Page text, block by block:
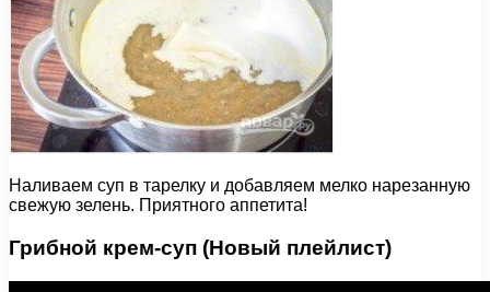
Наливаем суп в тарелку и добавляем мелко нарезанную
свежую зелень. Приятного аппетита!
Грибной крем-суп (Новый плейлист)